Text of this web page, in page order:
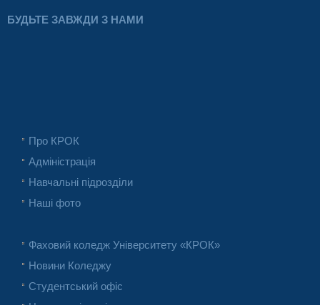
БУДЬТЕ ЗАВЖДИ З НАМИ
Про КРОК
Адміністрація
Навчальні підрозділи
Наші фото
Фаховий коледж Університету «КРОК»
Новини Коледжу
Студентський офіс